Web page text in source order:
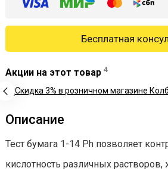
Бесплатная
Акции на этот товар 4
Описание
Тест бумага 1-14 Ph позволяет
кислотность различных